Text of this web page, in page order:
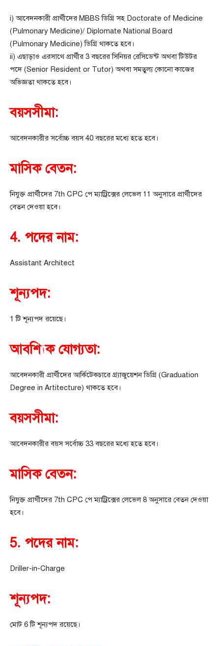
i) আবেদনকারী প্রার্থীদের MBBS ডিগ্রি সহ Doctorate of Medicine
(Pulmonary Medicine)/ Diplomate National Board
(Pulmonary Medicine) ডিগ্রি থাকতে হবে।
ii) এছাড়াও এরসাথে প্রার্থীর 3 বছরের সিনিয়র রেসিডেন্ট অথবা টিউটর
পদে (Senior Resident or Tutor) অথবা সমতুল্য কোনো কাজের
অভিজ্ঞতা থাকতে হবে।
বয়সসীমা:
আবেদনকারীর সর্বোচ্চ বয়স 40 বছরের মধ্যে হতে হবে।
মাসিক বেতন:
নিযুক্ত প্রার্থীদের 7th CPC পে ম্যাট্রিক্সের লেভেল 11 অনুসারে প্রার্থীদের
বেতন দেওয়া হবে।
4. পদের নাম:
Assistant Architect
শূন্যপদ:
1 টি শূন্যপদ রয়েছে।
আবশ্যিক যোগ্যতা:
আবেদনকারী প্রার্থীদের আর্কিটেকচারে গ্র্যাজুয়েশন ডিগ্রি (Graduation
Degree in Artitecture) থাকতে হবে।
বয়সসীমা:
আবেদনকারীর বয়স সর্বোচ্চ 33 বছরের মধ্যে হতে হবে।
মাসিক বেতন:
নিযুক্ত প্রার্থীদের 7th CPC পে ম্যাট্রিক্সের লেভেল 8 অনুসারে বেতন দেওয়া
হবে।
5. পদের নাম:
Driller-in-Charge
শূন্যপদ:
মোট 6 টি শূন্যপদ রয়েছে।